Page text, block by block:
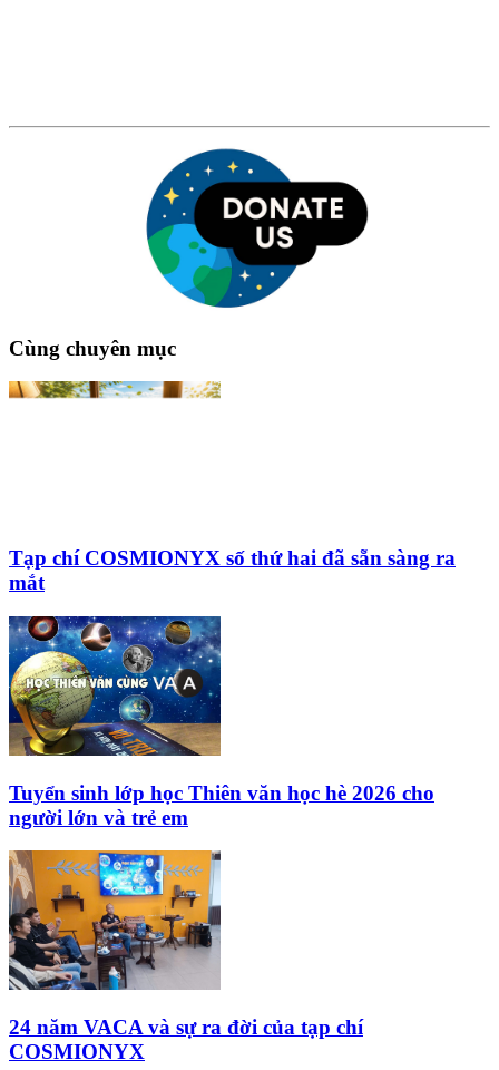
Cùng chuyên mục
Tạp chí COSMIONYX số thứ hai đã sẵn sàng ra
mắt
Tuyển sinh lớp học Thiên văn học hè 2026 cho
người lớn và trẻ em
24 năm VACA và sự ra đời của tạp chí
COSMIONYX